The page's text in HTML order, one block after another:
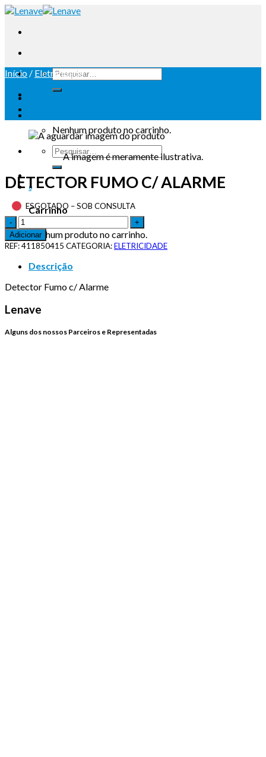
Nenhum produto no carrinho.
0
Carrinho
Nenhum produto no carrinho.
Início / Eletricidade
A imagem é meramente ilustrativa.
DETECTOR FUMO C/ ALARME
ESGOTADO – SOB CONSULTA
Adicionar
REF:411850415 CATEGORIA:ELETRICIDADE
Descrição
Detector Fumo c/ Alarme
Lenave
Alguns dos nossos Parceiros e Representadas